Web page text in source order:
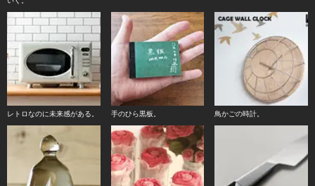
レトロなのに未来感がある。 手のひら黒板。 鳥かごの時計。